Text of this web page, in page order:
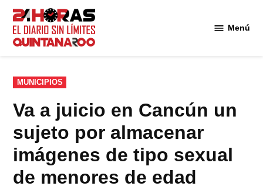
Saltar
contenido
Menú
PUBLICADO
EN
MUNICIPIOS
Va a juicio en Cancún un
sujeto por almacenar
imágenes de tipo sexual
de menores de edad